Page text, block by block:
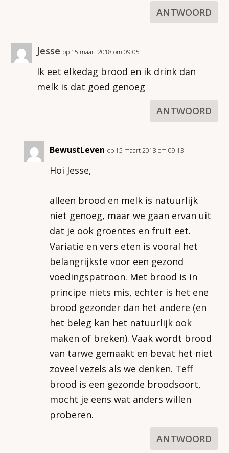
ANTWOORD
Jesse op 15 maart 2018 om 09:05
Ik eet elkedag brood en ik drink dan
melk is dat goed genoeg
ANTWOORD
BewustLeven op 15 maart 2018 om 09:13
Hoi Jesse,
alleen brood en melk is natuurlijk
niet genoeg, maar we gaan ervan uit
dat je ook groentes en fruit eet.
Variatie en vers eten is vooral het
belangrijkste voor een gezond
voedingspatroon. Met brood is in
principe niets mis, echter is het ene
brood gezonder dan het andere (en
het beleg kan het natuurlijk ook
maken of breken). Vaak wordt brood
van tarwe gemaakt en bevat het niet
zoveel vezels als we denken. Teff
brood is een gezonde broodsoort,
mocht je eens wat anders willen
proberen.
ANTWOORD